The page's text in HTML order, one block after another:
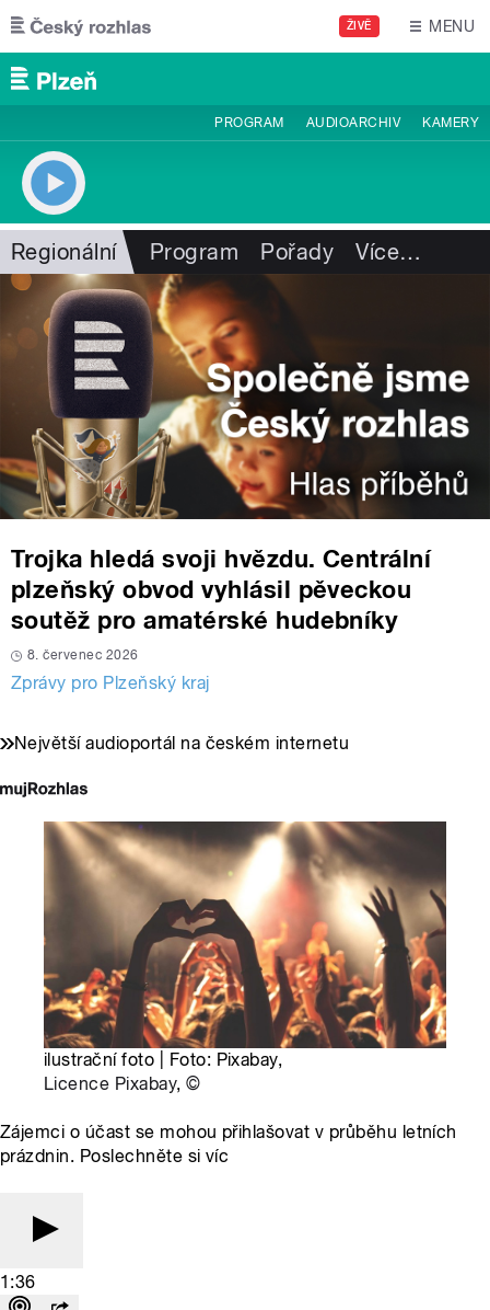
Přejít k hlavnímu obsahu
ŽIVĚ MENU
PROGRAM AUDIOARCHIV KAMERY
Regionální Program Pořady Více…
Trojka hledá svoji hvězdu. Centrální
plzeňský obvod vyhlásil pěveckou
soutěž pro amatérské hudebníky
8. červenec 2026
Zprávy pro Plzeňský kraj
Největší audioportál na českém internetu
ilustrační foto | Foto: Pixabay,
Licence Pixabay,©
Zájemci o účast se mohou přihlašovat v průběhu letních
prázdnin. Poslechněte si víc
1:36